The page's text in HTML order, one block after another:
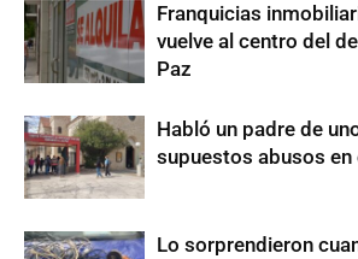
Franquicias
vuelve al centro del
Paz
Habló un padre de
supuestos abusos en
Lo sorprendieron